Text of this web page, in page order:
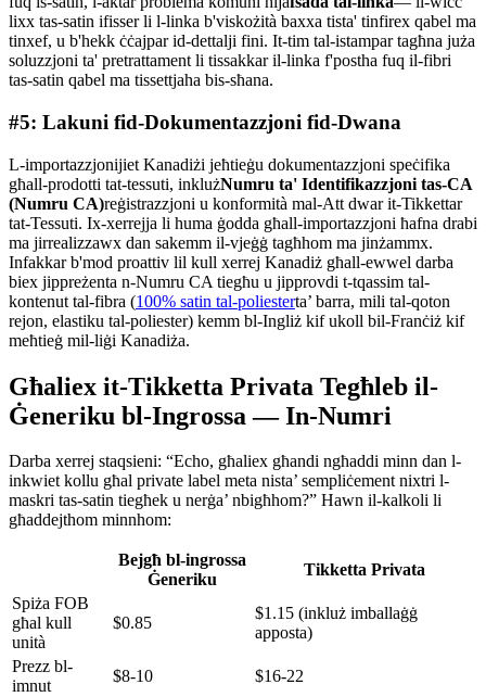
lixx tas-satin ifisser li l-linka b'viskożità baxxa tista' tinfirex qabel ma
tinxef, u b'hekk ċċajpar id-dettalji fini. It-tim tal-istampar tagħna juża
soluzzjoni ta' pretrattament li tissakkar il-linka f'postha fuq il-fibri
tas-satin qabel ma tissettjaha bis-sħana.
#5: Lakuni fid-Dokumentazzjoni fid-Dwana
L-importazzjonijiet Kanadiżi jeħtieġu dokumentazzjoni speċifika
għall-prodotti tat-tessuti, inklużNumru ta' Identifikazzjoni tas-CA
(Numru CA)reġistrazzjoni u konformità mal-Att dwar it-Tikkettar
tat-Tessuti. Ix-xerrejja li huma ġodda għall-importazzjoni ħafna drabi
ma jirrealizzawx dan sakemm il-vjeġġ tagħhom ma jinżammx.
Infakkar b'mod proattiv lil kull xerrej Kanadiż għall-ewwel darba
biex jippreżenta n-Numru CA tiegħu u jipprovdi t-tqassim tal-
kontenut tal-fibra (100% satin tal-poliesterta’ barra, mili tal-qoton
rejon, elastiku tal-poliester) kemm bl-Ingliż kif ukoll bil-Franċiż kif
meħtieġ mil-liġi Kanadiża.
Għaliex it-Tikketta Privata Tegħleb il-
Ġeneriku bl-Ingrossa — In-Numri
Darba xerrej staqsieni: “Echo, għaliex għandi ngħaddi minn dan l-
inkwiet kollu għal private label meta nista’ sempliċement nixtri l-
maskri tas-satin tiegħek u nerġa’ nbigħhom?” Hawn il-kalkoli li
għaddejthom minnhom:
Bejgħ bl-ingrossa
Ġeneriku
Tikketta Privata
Spiża FOB
għal kull
unità
$0.85
$1.15 (inkluż imballaġġ
apposta)
Prezz bl-
imnut
$8-10
$16-22